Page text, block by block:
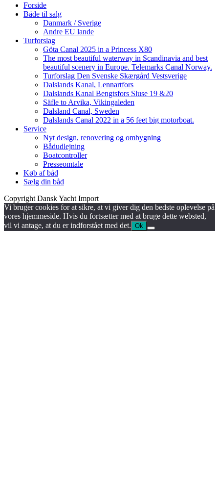
Forside
Både til salg
Danmark / Sverige
Andre EU lande
Turforslag
Göta Canal 2025 in a Princess X80
The most beautiful waterway in Scandinavia and best
beautiful scenery in Europe. Telemarks Canal Norway.
Turforslag Den Svenske Skærgård Vestsverige
Dalslands Kanal, Lennartfors
Dalslands Kanal Bengtsfors Sluse 19 &20
Säfle to Arvika, Vikingaleden
Dalsland Canal, Sweden
Dalslands Canal 2022 in a 56 feet big motorboat.
Service
Nyt design, renovering og ombygning
Bådudlejning
Boatcontroller
Presseomtale
Køb af båd
Sælg din båd
Copyright Dansk Yacht Import
Vi bruger cookies for at sikre, at vi giver dig den bedste oplevelse på
vores hjemmeside. Hvis du fortsætter med at bruge dette websted,
vil vi antage, at du er indforstået med det. Ok